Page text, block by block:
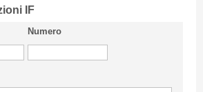
IF
Numero